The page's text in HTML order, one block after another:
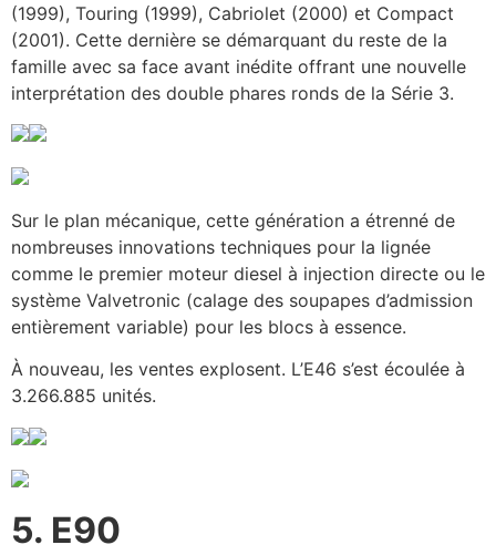
(1999), Touring (1999), Cabriolet (2000) et Compact
(2001). Cette dernière se démarquant du reste de la
famille avec sa face avant inédite offrant une nouvelle
interprétation des double phares ronds de la Série 3.
Sur le plan mécanique, cette génération a étrenné de
nombreuses innovations techniques pour la lignée
comme le premier moteur diesel à injection directe ou le
système Valvetronic (calage des soupapes d’admission
entièrement variable) pour les blocs à essence.
À nouveau, les ventes explosent. L’E46 s’est écoulée à
3.266.885 unités.
5. E90